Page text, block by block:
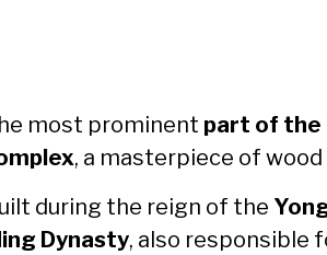
most promi­nent part of the
, a mas­ter­piece of
dur­ing the reign of the
Dynasty, also respon­si­ble